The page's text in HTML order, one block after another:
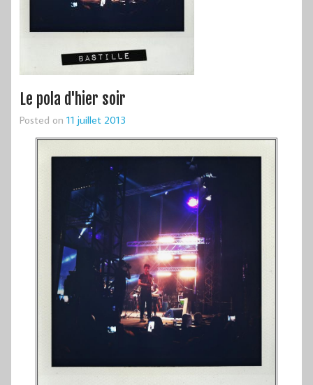
Le pola d'hier soir
Posted on 11 juillet 2013